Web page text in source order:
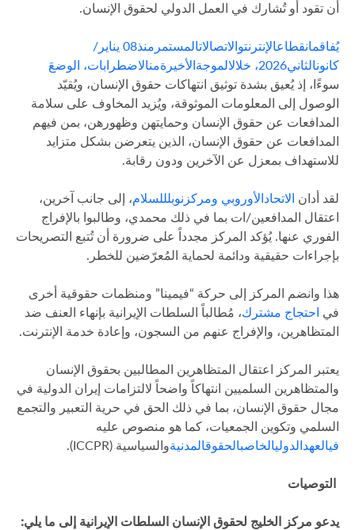
أن تقود أو تُشارك في العمل الدولي لحقوق الإنسان.
يُفاقمانقطاعالإنترنتوالاتصالاتالمستمر
منذ08 يناير/
كانونالثاني2026، خلال الموجةالأخيرةمنالاضطرابات، الوضعَ
سوءًا، إذ يُعيق بشدة توثيق انتهاكات حقوق الإنسان، ويُقيّد
الوصول إلى المعلومات الموثوقة، ويُزيد المخاوف على سلامة
المدافعات عن حقوق الإنسان وحمايتهن وظهورهن، بمن فيهم
المدافعات عن حقوق الإنسان، الذين يتعرضن بشكل متزايد
للاستهداف بمعزل عن الآخرين ودون رقابة.
لقد أدان الاتحادالأوروبي ومركز نوبلللسلام، إلى جانب آخرين،
اعتقال المدافعين/ات بما في ذلك محمدي، وطالبوا بالإفراج
الفوري عنها. يُؤكد المركز مجدداً على ضرورة أن تُتبع التصريحات
بإجراءات حقيقية ودائمة لحماية المُعرّضين للخطر.
هذا وانضم المركز إلى حركة “فيمينا” ومنظمات حقوقية أخرى
في احتجاج مشترك، مُطالباً السلطات الإيرانية بإنهاء العنف ضد
المتظاهرين، والإفراج عنهم من السجون، وإعادة خدمة الإنترنت.
يعتبر المركز اعتقال المتظاهرين المطالبين بحقوق الإنسان
والمتظاهرين السلميين انتهاكاً واضحاً لالتزامات إيران الدولية في
مجال حقوق الإنسان، بما في ذلك الحق في حرية التعبير والتجمع
السلمي وتكوين الجمعيات، كما هو منصوص عليه
فيالعهدالدوليالخاصبالحقوقالمدنيةوالسياسية (ICCPR).
التوصيات
يدعو مركز الخليج لحقوق الإنسان السلطات الإيرانية إلى ما يلي: